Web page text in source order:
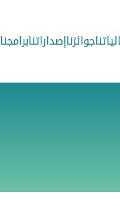
جوائزناإصداراتنابرامجنا